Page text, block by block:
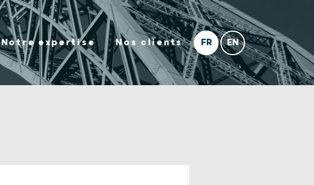
Notre expertise Nos clients